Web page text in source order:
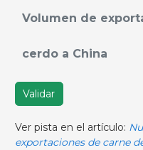
Volumen de
cerdo a China
Validar
Ver pista en el artículo:
exportaciones de carne